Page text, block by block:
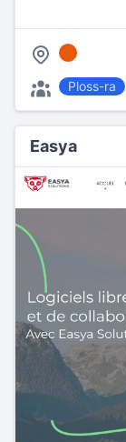
Ploss-ra
Easya